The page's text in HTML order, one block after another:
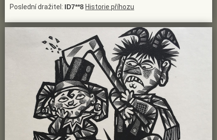
Poslední dražitel: ID7**8 Historie příhozu